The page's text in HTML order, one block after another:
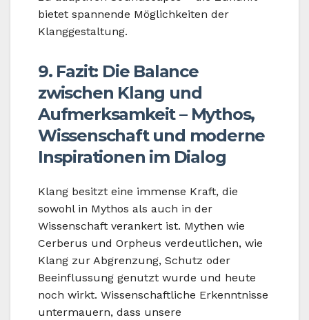
bietet spannende Möglichkeiten der
Klanggestaltung.
9. Fazit: Die Balance
zwischen Klang und
Aufmerksamkeit – Mythos,
Wissenschaft und moderne
Inspirationen im Dialog
Klang besitzt eine immense Kraft, die
sowohl in Mythos als auch in der
Wissenschaft verankert ist. Mythen wie
Cerberus und Orpheus verdeutlichen, wie
Klang zur Abgrenzung, Schutz oder
Beeinflussung genutzt wurde und heute
noch wirkt. Wissenschaftliche Erkenntnisse
untermauern, dass unsere